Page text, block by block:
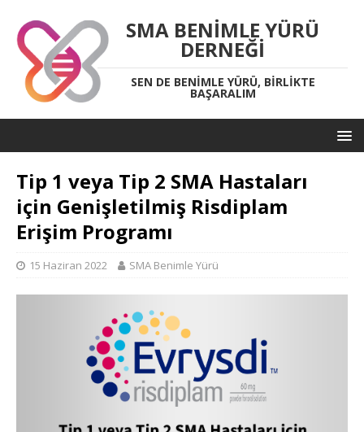
SMA BENIMLE YÜRÜ
DERNEĞI
SEN DE BENIMLE YÜRÜ, BIRLIKTE
BAŞARALIM
Tip 1 veya Tip 2 SMA Hastaları
için Genişletilmiş Risdiplam
Erişim Programı
15 Haziran 2022 SMA Benimle Yürü